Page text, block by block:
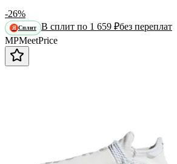
-26%
Я Сплит В сплит по 1 659 ₽без переплат
MPMeetPrice